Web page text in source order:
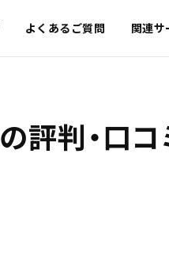
よくあるご質問 関連サ
の評判・口コ